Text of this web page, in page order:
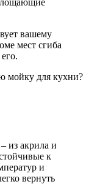
вашему
мест сгиба
из акрила и
к
и
вернуть